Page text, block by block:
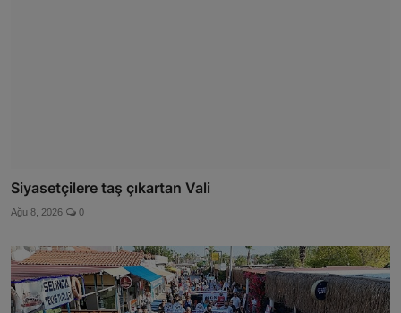
Siyasetçilere taş çıkartan Vali
Ağu 8, 2026 0